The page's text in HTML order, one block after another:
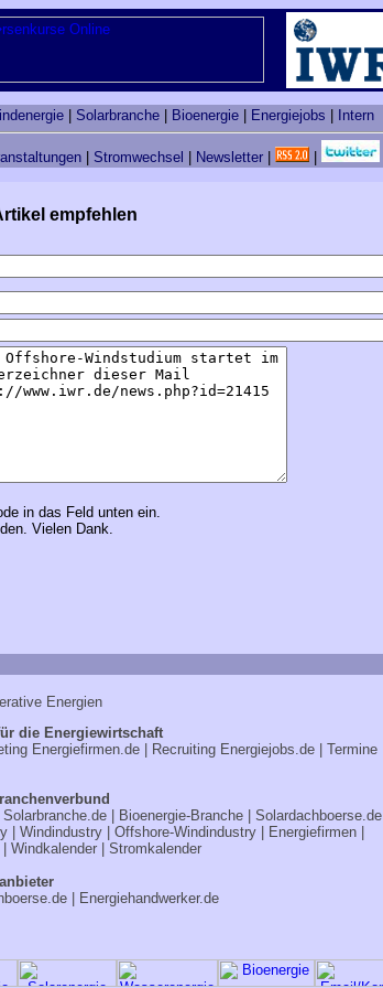
Solarbranche Bioenergie Energiejobs Intern
Stromwechsel Newsletter
empfehlen
in das Feld unten ein.
Vielen Dank.
Energien
die Energiewirtschaft
Energiefirmen.de| Recruiting Energiejobs.de| Termine
Solarbranche.de| Bioenergie-Branche| Solardachboerse.de|
| Windindustry| Offshore-Windindustry | Energiefirmen|
Windkalender| Stromkalender
|
Energiehandwerker.de